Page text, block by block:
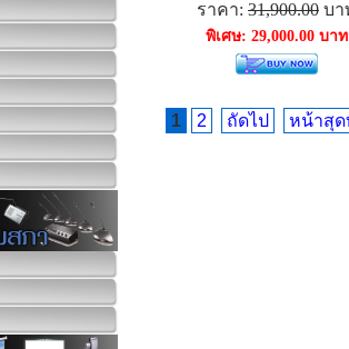
ราคา: 31,900.00 บา
พิเศษ: 29,000.00 บาท
1 2 ถัดไป หน้าสุด